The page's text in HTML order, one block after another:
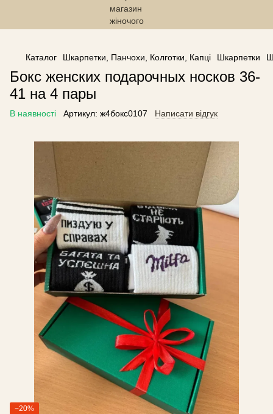
------------------------------------------------
Каталог Шкарпетки, Панчохи, Колготки, Капці Шкарпетки
Бокс женских подарочных носков 36-
41 на 4 пары
В наявності Артикул: ж4бокс0107 Написати відгук
−20%